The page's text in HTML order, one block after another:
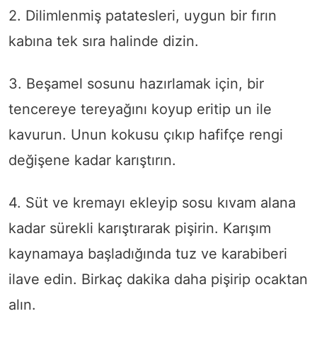
2. Dilimlenmiş patatesleri, uygun bir fırın
kabına tek sıra halinde dizin.
3. Beşamel sosunu hazırlamak için, bir
tencereye tereyağını koyup eritip un ile
kavurun. Unun kokusu çıkıp hafifçe rengi
değişene kadar karıştırın.
4. Süt ve kremayı ekleyip sosu kıvam alana
kadar sürekli karıştırarak pişirin. Karışım
kaynamaya başladığında tuz ve karabiberi
ilave edin. Birkaç dakika daha pişirip ocaktan
alın.